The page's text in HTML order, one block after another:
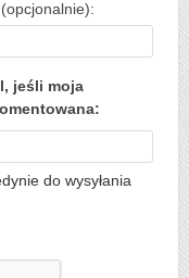
jeśli moja
do wysyłania